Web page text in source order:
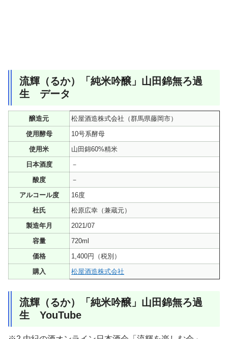
流輝（るか）「純米吟醸」山田錦無ろ過
生 データ
醸造元
松屋酒造株式会社（群馬県藤岡市）
使用酵母
10号系酵母
使用米
山田錦60%精米
日本酒度
－
酸度
－
アルコール度
16度
杜氏
松原広幸（兼蔵元）
製造年月
2021/07
容量
720ml
価格
1,400円（税別）
購入
松屋酒造株式会社
流輝（るか）「純米吟醸」山田錦無ろ過
生 YouTube